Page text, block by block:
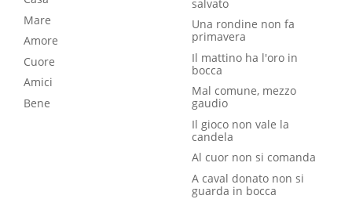
Mare
Amore
Cuore
Amici
Bene
salvato
Una rondine non fa
primavera
Il mattino ha l'oro in
bocca
Mal comune, mezzo
gaudio
Il gioco non vale la
candela
Al cuor non si comanda
A caval donato non si
guarda in bocca